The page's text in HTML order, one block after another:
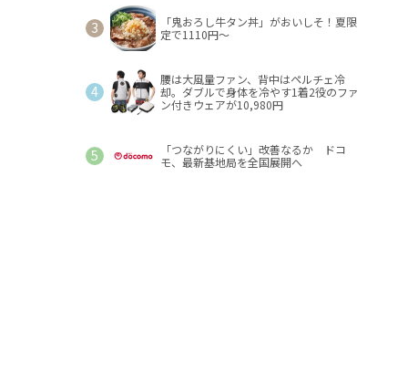
「鬼おろし牛タン丼」がおいしそ！夏限
定で1110円～
腰は大風量ファン、背中はペルチェ冷
却。ダブルで身体を冷やす1着2役のファ
ン付きウェアが10,980円
「つながりにくい」改善なるか ドコ
モ、最新基地局を全国展開へ